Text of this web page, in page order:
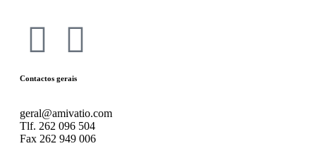
Contactos gerais
geral@amivatio.com
Tlf. 262 096 504
Fax 262 949 006